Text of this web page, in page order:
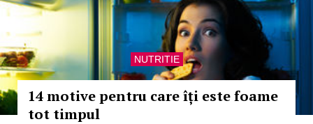
NUTRITIE
14 motive pentru care îți este foame
tot timpul